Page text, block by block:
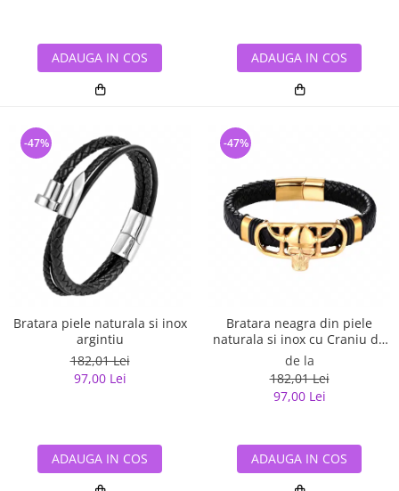
ADAUGA IN COS ADAUGA IN COS
Bratara piele naturala si inox
argintiu
182,01 Lei
97,00 Lei
-47%
ADAUGA IN COS
Bratara neagra din piele
naturala si inox cu Craniu de
Viking
de la
182,01 Lei
97,00 Lei
-47%
ADAUGA IN COS